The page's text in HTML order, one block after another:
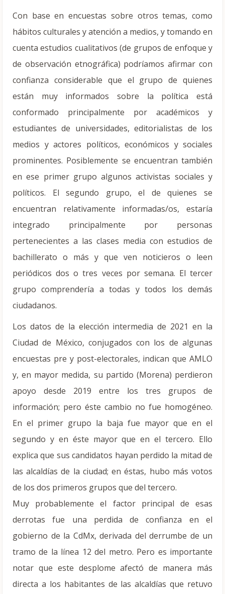
Con base en encuestas sobre otros temas, como
hábitos culturales y atención a medios, y tomando en
cuenta estudios cualitativos (de grupos de enfoque y
de observación etnográfica) podríamos afirmar con
confianza considerable que el grupo de quienes
están muy informados sobre la política está
conformado principalmente por académicos y
estudiantes de universidades, editorialistas de los
medios y actores políticos, económicos y sociales
prominentes. Posiblemente se encuentran también
en ese primer grupo algunos activistas sociales y
políticos. El segundo grupo, el de quienes se
encuentran relativamente informadas/os, estaría
integrado principalmente por personas
pertenecientes a las clases media con estudios de
bachillerato o más y que ven noticieros o leen
periódicos dos o tres veces por semana. El tercer
grupo comprendería a todas y todos los demás
ciudadanos.
Los datos de la elección intermedia de 2021 en la
Ciudad de México, conjugados con los de algunas
encuestas pre y post-electorales, indican que AMLO
y, en mayor medida, su partido (Morena) perdieron
apoyo desde 2019 entre los tres grupos de
información; pero éste cambio no fue homogéneo.
En el primer grupo la baja fue mayor que en el
segundo y en éste mayor que en el tercero. Ello
explica que sus candidatos hayan perdido la mitad de
las alcaldías de la ciudad; en éstas, hubo más votos
de los dos primeros grupos que del tercero.
Muy probablemente el factor principal de esas
derrotas fue una perdida de confianza en el
gobierno de la CdMx, derivada del derrumbe de un
tramo de la línea 12 del metro. Pero es importante
notar que este desplome afectó de manera más
directa a los habitantes de las alcaldías que retuvo